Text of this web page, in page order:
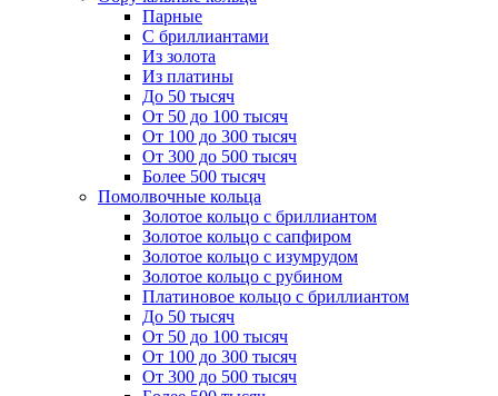
Парные
С бриллиантами
Из золота
Из платины
До 50 тысяч
От 50 до 100 тысяч
От 100 до 300 тысяч
От 300 до 500 тысяч
Более 500 тысяч
Помолвочные кольца
Золотое кольцо с бриллиантом
Золотое кольцо с сапфиром
Золотое кольцо с изумрудом
Золотое кольцо с рубином
Платиновое кольцо с бриллиантом
До 50 тысяч
От 50 до 100 тысяч
От 100 до 300 тысяч
От 300 до 500 тысяч